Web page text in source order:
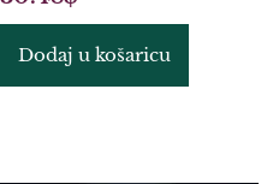
Dodaj u košaricu